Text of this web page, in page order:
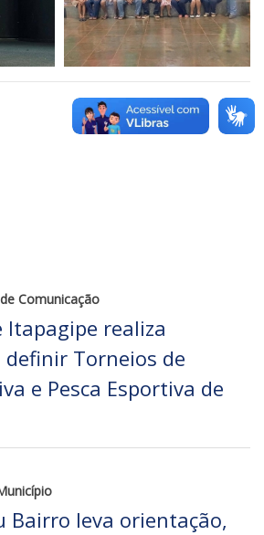
Comunicação
realiza
Torneios de
e Pesca Esportiva de
Bairro leva orientação,